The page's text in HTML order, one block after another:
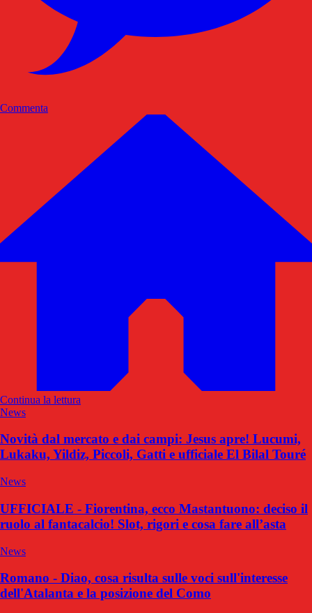
Commenta
Continua la lettura
News
Novità dal mercato e dai campi: Jesus apre! Lucumi,
Lukaku, Yildiz, Piccoli, Gatti e ufficiale El Bilal Touré
News
UFFICIALE - Fiorentina, ecco Mastantuono: deciso il
ruolo al fantacalcio! Slot, rigori e cosa fare all’asta
News
Romano - Diao, cosa risulta sulle voci sull'interesse
dell'Atalanta e la posizione del Como